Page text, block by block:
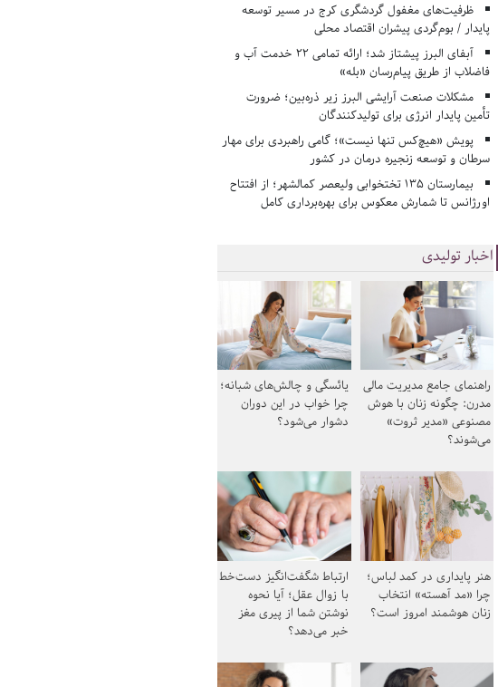
ظرفیت‌های مغفول گردشگری کرج در مسیر توسعه
پایدار / بوم‌گردی پیشران اقتصاد محلی
آبفای البرز پیشتاز شد؛ ارائه تمامی ۲۲ خدمت آب و
فاضلاب از طریق پیام‌رسان «بله»
مشکلات صنعت آرایشی البرز زیر ذره‌بین؛ ضرورت
تأمین پایدار انرژی برای تولیدکنندگان
پویش «هیچ‌کس تنها نیست»؛ گامی راهبردی برای مهار
سرطان و توسعه زنجیره درمان در کشور
بیمارستان ۱۳۵ تختخوابی ولیعصر کمالشهر؛ از افتتاح
اورژانس تا شمارش معکوس برای بهره‌برداری کامل
اخبار تولیدی
راهنمای جامع مدیریت مالی
مدرن: چگونه زنان با هوش
مصنوعی «مدیر ثروت»
می‌شوند؟
یائسگی و چالش‌های شبانه؛
چرا خواب در این دوران
دشوار می‌شود؟
هنر پایداری در کمد لباس؛
چرا «مد آهسته» انتخاب
زنان هوشمند امروز است؟
ارتباط شگفت‌انگیز دست‌خط
با زوال عقل؛ آیا نحوه
نوشتن شما از پیری مغز
خبر می‌دهد؟